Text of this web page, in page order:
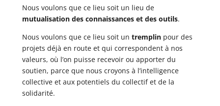
Nous voulons que ce lieu soit un lieu de
mutualisation des connaissances et des outils.
Nous voulons que ce lieu soit un tremplinpour des
projets déjà en route et qui correspondent à nos
valeurs, où l’on puisse recevoir ou apporter du
soutien, parce que nous croyons à l’intelligence
collective et aux potentiels du collectif et de la
solidarité.